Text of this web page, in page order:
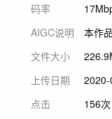
码率
AIGC说明
本作
文件大小
上传日期
点击
156次